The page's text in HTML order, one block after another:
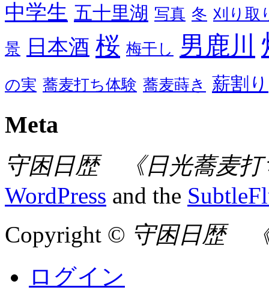
中学生 五十里湖 写真 冬 刈り取
景
日本酒 桜 梅干し 男鹿川
の実 蕎麦打ち体験 蕎麦蒔き 薪割り
Meta
守困日歴 《日光蕎麦打
WordPress and the
Copyright © 守困日歴
ログイン